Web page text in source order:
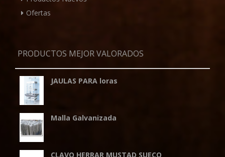
Ofertas
PRODUCTOS MEJOR VALORADOS
JAULAS PARA loras
Malla Galvanizada
CLAVO HERRAR MUSTAD SUECO